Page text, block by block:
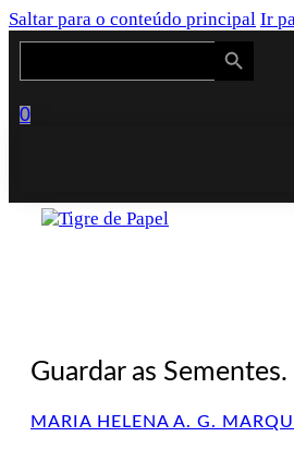
Saltar para o conteúdo principal Ir
Search
Search Button
0
Guardar as
MARIA HELENA A. G.